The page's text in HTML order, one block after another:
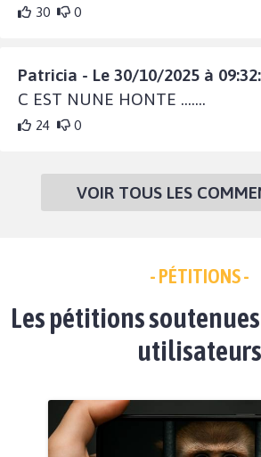
30 0
Patricia - Le 30/10/2025 à
C EST NUNE HONTE .......
24 0
VOIR TOUS LES
- PÉTITIONS -
Les pétitions
utilisateurs